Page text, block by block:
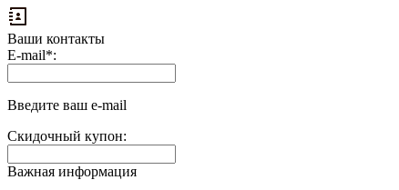
Ваши контакты
E-mail*:
Введите ваш e-mail
Скидочный купон:
Важная информация